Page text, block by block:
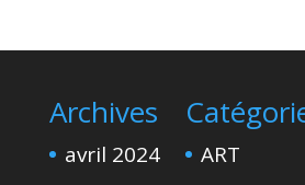
Archives
avril 2024 ART